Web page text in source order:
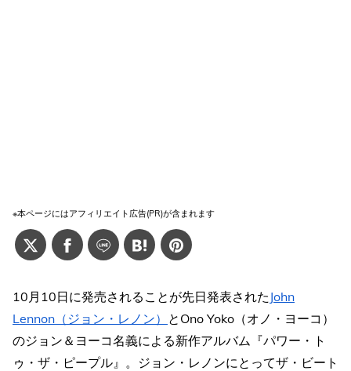
※本ページにはアフィリエイト広告(PR)が含まれます
10月10日に発売されることが先日発表された John
Lennon（ジョン・レノン） とOno Yoko（オノ・ヨーコ）
のジョン＆ヨーコ名義による新作アルバム『パワー・ト
ゥ・ザ・ピープル』。ジョン・レノンにとってザ・ビート